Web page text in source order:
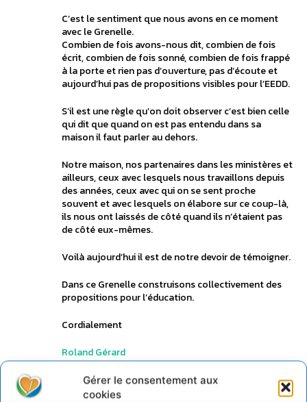
Gérer le consentement aux
cookies
C’est le sentiment que nous avons en ce moment
avec le Grenelle.
Combien de fois avons-nous dit, combien de fois
écrit, combien de fois sonné, combien de fois frappé
à la porte et rien pas d’ouverture, pas d’écoute et
aujourd’hui pas de propositions visibles pour l’EEDD.
S’il est une règle qu’on doit observer c’est bien celle
qui dit que quand on est pas entendu dans sa
maison il faut parler au dehors.
Notre maison, nos partenaires dans les ministères et
ailleurs, ceux avec lesquels nous travaillons depuis
des années, ceux avec qui on se sent proche
souvent et avec lesquels on élabore sur ce coup-là,
ils nous ont laissés de côté quand ils n’étaient pas
de côté eux-mêmes.
Voilà aujourd’hui il est de notre devoir de témoigner.
Dans ce Grenelle construisons collectivement des
propositions pour l’éducation.
Cordialement
Roland Gérard